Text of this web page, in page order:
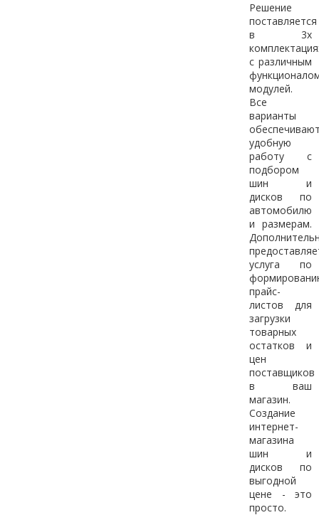
Решение
поставляется
в 3х
с различным
модулей.
Все
варианты
удобную
работу с
подбором
шин и
дисков по
автомобилю
и размерам.
услуга по
прайс-
листов для
загрузки
товарных
остатков и
цен
поставщиков
в ваш
магазин.
Создание
интернет-
магазина
шин и
дисков по
выгодной
цене - это
просто.